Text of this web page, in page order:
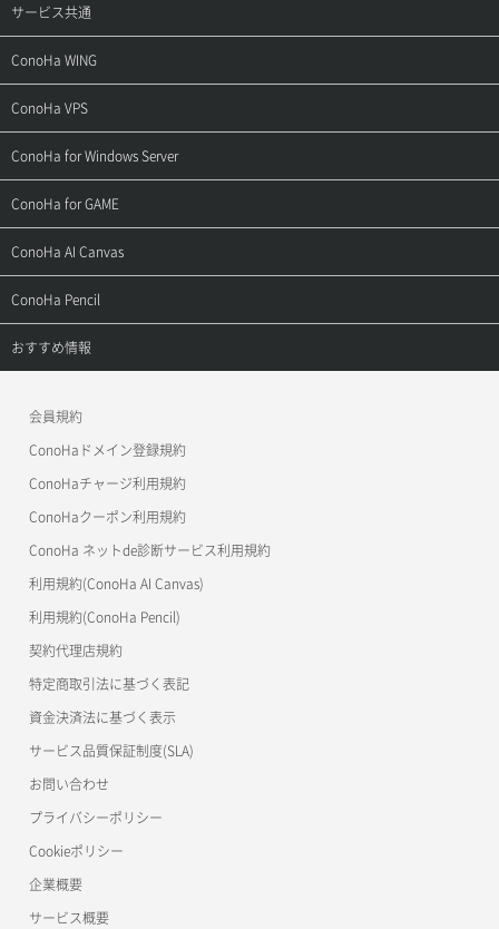
サービス共通
サポートトップ
ご契約・お支払い
用語集
お問い合わせ
ConoHa WING
サポートトップ
ご利用ガイド
お乗り換えガイド
よくある質問
ConoHa VPS
サポートトップ
ご利用ガイド
APIドキュメントVPS2.0
APIドキュメントVPS3.0
ConoHa for Windows Server
サポートトップ
ご利用ガイド
APIドキュメントVPS2.0
APIドキュメントVPS3.0
ConoHa for GAME
サポートトップ
ご利用ガイド
ConoHa AI Canvas
サポートトップ
ご利用ガイド
ConoHa Pencil
サポートトップ
おすすめ情報
美雲このは徹底ガイド
会員規約
ConoHaドメイン登録規約
ConoHaチャージ利用規約
ConoHaクーポン利用規約
ConoHa ネットde診断サービス利用規約
利用規約(ConoHa AI Canvas)
利用規約(ConoHa Pencil)
契約代理店規約
特定商取引法に基づく表記
資金決済法に基づく表示
サービス品質保証制度(SLA)
お問い合わせ
プライバシーポリシー
Cookieポリシー
企業概要
サービス概要